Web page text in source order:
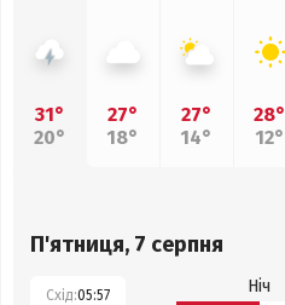
31°
20°
27°
18°
27°
14°
28°
12°
П'ятниця, 7 серпня
Схід:05:57 Ніч